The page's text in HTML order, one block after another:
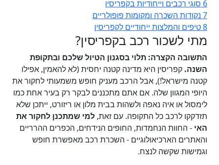
6 סוגי רכבים וייחודיות בקפריסין
7 נקודות השכרה ומקומות פופולריים
8טיפים והמלצות ייחודיים לקפריסין
מתי לשכור רכב בקפריסין?
התשובה הקצרה: תלוי בסגנון הטיול שלכם ובתקופת
השנה. קפריסין היא מדינה קטנה יחסית (לא להאמין, אפילו
קטנה מישראל!), אבל הרכב מעניק חופש משמעותי לחקור את
היופי המגוון שלה. אם אתם מתכננים לבקר רק בעיר אחת כמו
לימסול או איה נאפה ולשהות בבית מלון או ריזורט, ייתכן שלא
תזדקקו לרכב כל התקופה. עם זאת, למי שמתכנן לחקור את
האי - החוות הנחמדות, החופים הנידחים, הכפרים ההרריים
והאתרים הארכיאולוגיים - השכרת רכב מאפשרת חופש
וגמישות שקשה לנצח.